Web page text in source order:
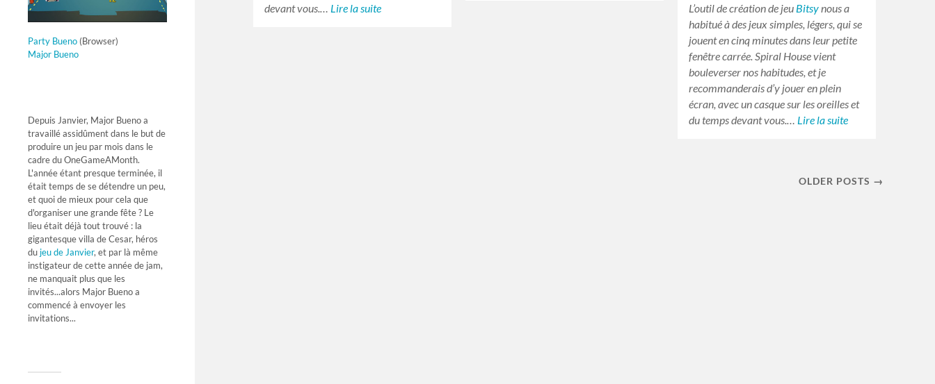
Party Bueno (Browser)
Major Bueno
Depuis Janvier, Major Bueno a
travaillé assidûment dans le but de
produire un jeu par mois dans le
cadre du OneGameAMonth.
L'année étant presque terminée, il
était temps de se détendre un peu,
et quoi de mieux pour cela que
d'organiser une grande fête ? Le
lieu était déjà tout trouvé : la
gigantesque villa de Cesar, héros
du jeu de Janvier, et par là même
instigateur de cette année de jam,
ne manquait plus que les
invités...alors Major Bueno a
commencé à envoyer les
invitations...
L’outil de création de jeu Bitsy nous a
habitué à des jeux simples, légers, qui se
jouent en cinq minutes dans leur petite
fenêtre carrée. Spiral House vient
bouleverser nos habitudes, et je
recommanderais d’y jouer en plein
écran, avec un casque sur les oreilles et
du temps devant vous.… Lire la suite
devant vous.… Lire la suite
OLDER POSTS →